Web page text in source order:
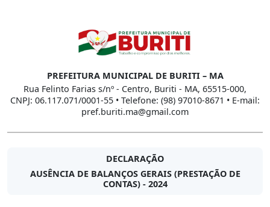
PREFEITURA MUNICIPAL DE BURITI – MA
Rua Felinto Farias s/nº - Centro, Buriti - MA, 65515-000,
CNPJ: 06.117.071/0001-55 • Telefone: (98) 97010-8671 • E-mail:
pref.buriti.ma@gmail.com
DECLARAÇÃO
AUSÊNCIA DE BALANÇOS GERAIS (PRESTAÇÃO DE
CONTAS) - 2024